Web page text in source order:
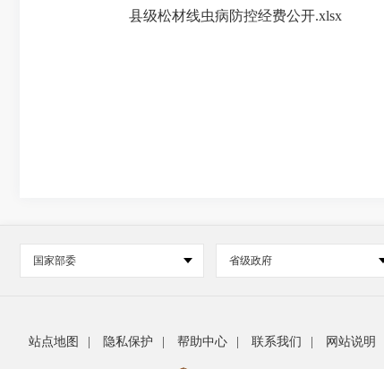
县级松材线虫病防控经费公开.xlsx
国家部委 省级政府
站点地图 隐私保护 帮助中心 联系我们 网站说明